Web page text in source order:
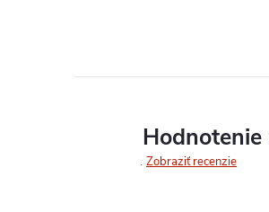
Zobraziť recenzie